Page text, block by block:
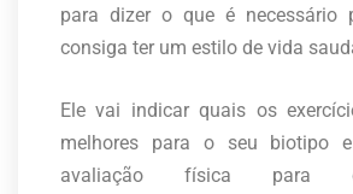
para dizer o que é necessário
consiga ter um estilo de vida
Ele vai indicar quais os
melhores para o seu biotipo
avaliação física para